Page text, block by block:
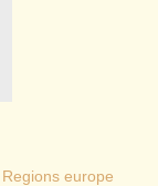
Regions europe